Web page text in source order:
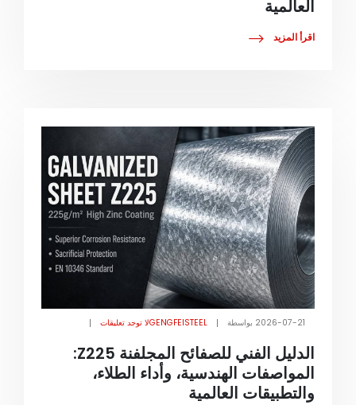
العالمية
اقرأ المزيد
2026-07-21 بواسطة GENGFEISTEELلا توجد تعليقات
الدليل الفني للصفائح المجلفنة Z225:
المواصفات الهندسية، وأداء الطلاء،
والتطبيقات العالمية